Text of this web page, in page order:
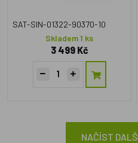
SAT-SIN-01322-90370-10
Skladem 1 ks
3 499 Kč
NAČÍST